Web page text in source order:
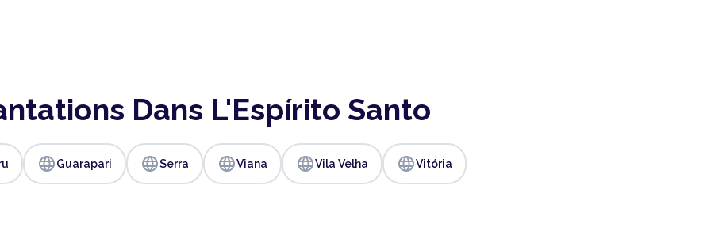
Dans L'Espírito Santo
languageGuarapari languageSerra languageViana languageVila Velha languageVitória